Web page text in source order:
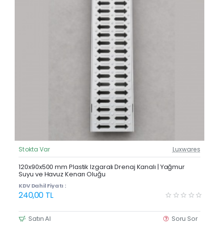
Güncel Fiyat
Yeni Ürün
Stokta Var Luxwares
120x90x500 mm Plastik Izgaralı Drenaj Kanalı | Yağmur
Suyu ve Havuz Kenarı Oluğu
KDV Dahil Fiyatı :
240,00 TL
Satın Al Soru Sor